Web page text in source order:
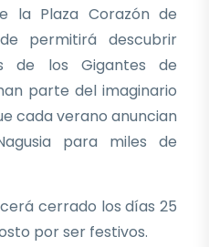
la Plaza Corazón de
permitirá descubrir
de los Gigantes de
parte del imaginario
cada verano anuncian
para miles de
cerrado los días 25
por ser festivos.